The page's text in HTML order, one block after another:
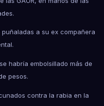
a su ex compañera
habría embolsillado más de
pesos.
contra la rabia en la